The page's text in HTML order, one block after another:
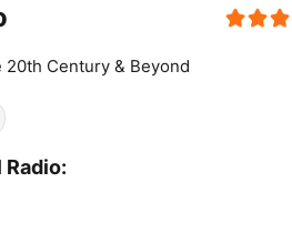
20th Century & Beyond